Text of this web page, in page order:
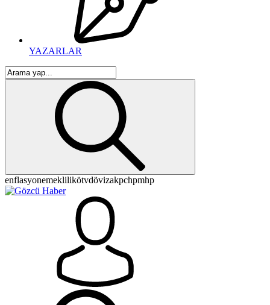
YAZARLAR
enflasyonemeklilikötvdövizakpchpmhp